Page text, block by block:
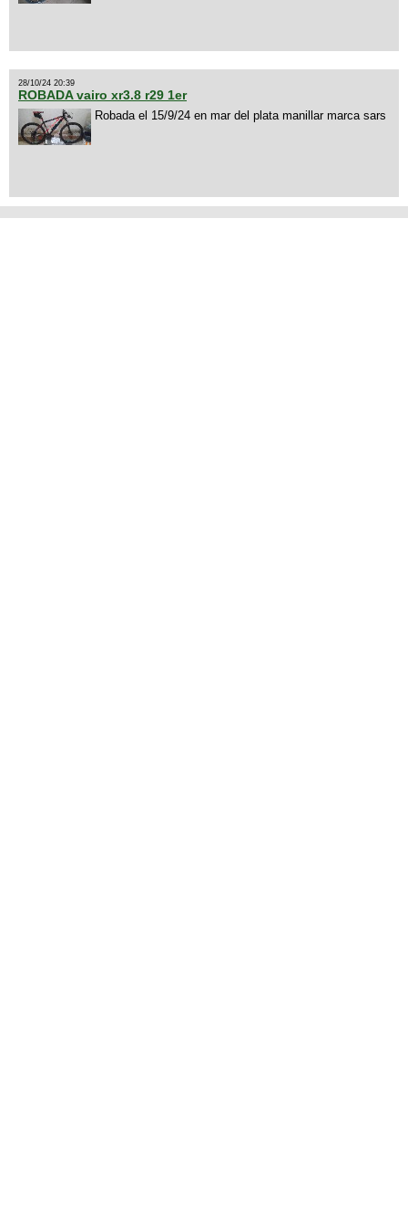
28/10/24 20:39
ROBADA vairo xr3.8 r29 1er
Robada el 15/9/24 en mar del plata manillar marca sars